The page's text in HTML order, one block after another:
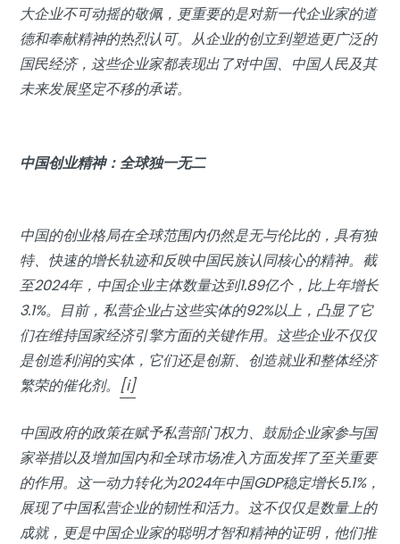
大企业不可动摇的敬佩，更重要的是对新一代企业家的道
德和奉献精神的热烈认可。从企业的创立到塑造更广泛的
国民经济，这些企业家都表现出了对中国、中国人民及其
未来发展坚定不移的承诺。
中国创业精神：全球独一无二
中国的创业格局在全球范围内仍然是无与伦比的，具有独
特、快速的增长轨迹和反映中国民族认同核心的精神。截
至2024年，中国企业主体数量达到1.89亿个，比上年增长
3.1%。目前，私营企业占这些实体的92%以上，凸显了它
们在维持国家经济引擎方面的关键作用。这些企业不仅仅
是创造利润的实体，它们还是创新、创造就业和整体经济
繁荣的催化剂。 [i]
中国政府的政策在赋予私营部门权力、鼓励企业家参与国
家举措以及增加国内和全球市场准入方面发挥了至关重要
的作用。这一动力转化为2024年中国GDP稳定增长5.1%，
展现了中国私营企业的韧性和活力。这不仅仅是数量上的
成就，更是中国企业家的聪明才智和精神的证明，他们推